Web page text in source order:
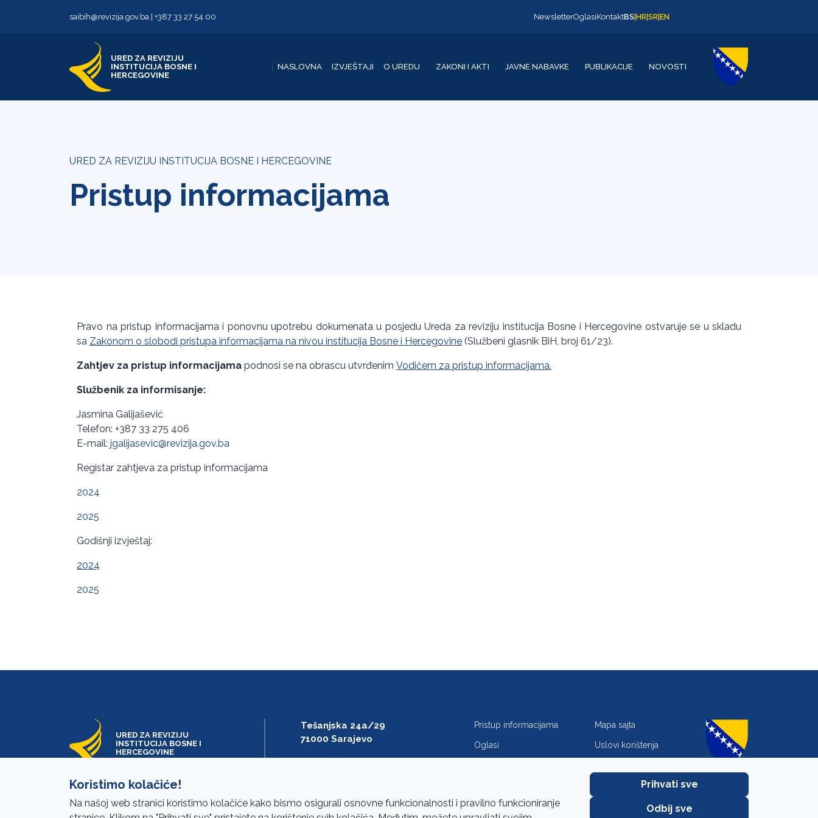
saibih@revizija.gov.ba +387 33 27 54 00 NewsletterOglasiKontaktBS HR SR EN
URED ZA REVIZIJU
INSTITUCIJA BOSNE I
HERCEGOVINE
NASLOVNA IZVJEŠTAJI O UREDU ZAKONI I AKTI JAVNE NABAVKE PUBLIKACIJE NOVOSTI
URED ZA REVIZIJU INSTITUCIJA BOSNE I HERCEGOVINE
Pristup informacijama
Pravo na pristup informacijama i ponovnu upotrebu dokumenata u posjedu Ureda za reviziju institucija Bosne i Hercegovine ostvaruje se u skladu
sa Zakonom o slobodi pristupa informacijama na nivou institucija Bosne i Hercegovine (Službeni glasnik BiH, broj 61/23).
Zahtjev za pristup informacijama podnosi se na obrascu utvrđenim Vodičem za pristup informacijama.
Službenik za informisanje:
Jasmina Galijašević
Telefon: +387 33 275 406
E-mail: jgalijasevic@revizija.gov.ba
Registar zahtjeva za pristup informacijama
2024
2025
Godišnji izvještaj:
2024
2025
URED ZA REVIZIJU
INSTITUCIJA BOSNE I
HERCEGOVINE
Tešanjska 24a/29
71000 Sarajevo
saibih@revizija.gov.ba
Pristup informacijama Mapa sajta
Oglasi Uslovi korištenja
Koristimo kolačiće!
Na našoj web stranici koristimo kolačiće kako bismo osigurali osnovne funkcionalnosti i pravilno funkcioniranje
Prihvati sve
Odbij sve